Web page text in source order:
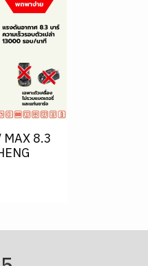
8.3